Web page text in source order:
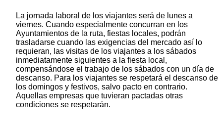
La jornada laboral de los viajantes será de lunes a
viernes. Cuando especialmente concurran en los
Ayuntamientos de la ruta, fiestas locales, podrán
trasladarse cuando las exigencias del mercado así lo
requieran, las visitas de los viajantes a los sábados
inmediatamente siguientes a la fiesta local,
compensándose el trabajo de los sábados con un día de
descanso. Para los viajantes se respetará el descanso de
los domingos y festivos, salvo pacto en contrario.
Aquellas empresas que tuvieran pactadas otras
condiciones se respetarán.